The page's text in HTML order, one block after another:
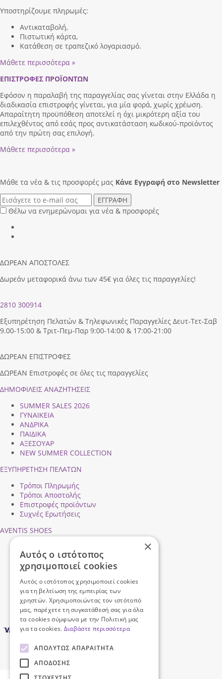
Υποστηρίζουμε πληρωμές:
Αντικαταβολή,
Πιστωτική κάρτα,
Κατάθεση σε τραπεζικό λογαριασμό.
Μάθετε περισσότερα »
ΕΠΙΣΤΡΟΦΕΣ ΠΡΟΪΟΝΤΩΝ
Εφόσον η παραλαβή της παραγγελίας σας γίνεται στην Ελλάδα η
διαδικασία επιστροφής γίνεται, για μία φορά, χωρίς χρέωση.
Απαραίτητη προϋπόθεση αποτελεί η όχι μικρότερη αξία του
επιλεχθέντος από εσάς προς αντικατάσταση κωδικού-προϊόντος
από την πρώτη σας επιλογή.
Μάθετε περισσότερα »
Μάθε τα νέα & τις προσφορές μας Κάνε Eγγραφή στο Newsletter
ΕΓΓΡΑΦΗ
Θέλω να ενημερώνομαι για νέα & προσφορές
ΔΩΡΕΑΝ ΑΠΟΣΤΟΛΕΣ
Δωρεάν μεταφορικά άνω των 45€ για όλες τις παραγγελίες!
2810 300914
Εξυπηρέτηση Πελατών & Τηλεφωνικές Παραγγελίες Δευτ-Τετ-Σαβ
9.00-15:00 & Τριτ-Πεμ-Παρ 9:00-14:00 & 17:00-21:00
ΔΩΡΕΑΝ ΕΠΙΣΤΡΟΦΕΣ
ΔΩΡΕΑΝ Επιστροφές σε όλες τις παραγγελίες
ΔΗΜΟΦΙΛEIΣ ΑΝΑΖΗΤΗΣΕΙΣ
SUMMER SALES 2026
ΓΥΝΑΙΚΕΙΑ
ΑΝΔΡΙΚΑ
ΠΑΙΔΙΚΑ
ΑΞΕΣΟΥΑΡ
NEW SUMMER COLLECTION
ΕΞΥΠΗΡΕΤΗΣΗ ΠΕΛΑΤΩΝ
Τρόποι Πληρωμής
Τρόποι Αποστολής
Επιστροφές προϊόντων
Συχνές Ερωτήσεις
AVENTIS SHOES
Ασφάλεια Συναλλαγών
Προσωπικά Δεδομένα
Όροι Χρήσης
×
Αυτός ο ιστότοπος
χρησιμοποιεί cookies
Αυτός ο ιστότοπος χρησιμοποιεί cookies
για τη βελτίωση της εμπειρίας των
χρηστών. Χρησιμοποιώντας τον ιστότοπό
μας, παρέχετε τη συγκατάθεσή σας για όλα
τα cookies σύμφωνα με την Πολιτική μας
για τα cookies. Διαβάστε περισσότερα
ΑΠΟΛΎΤΩΣ ΑΠΑΡΑΊΤΗΤΑ
ΑΠΌΔΟΣΗΣ